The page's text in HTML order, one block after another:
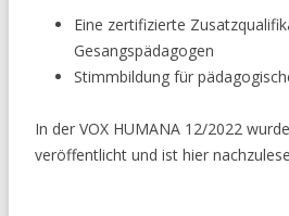
Eine zertifizierte
Gesangspädagogen
Stimmbildung für
In der VOX HUMANA 12/2022
veröffentlicht und ist hier